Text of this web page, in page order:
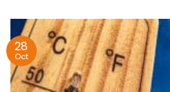
28
Oct